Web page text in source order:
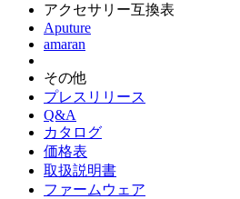
アクセサリー互換表
Aputure
amaran
その他
プレスリリース
Q&A
カタログ
価格表
取扱説明書
ファームウェア